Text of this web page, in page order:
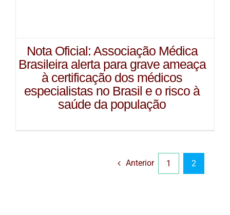
Nota Oficial: Associação Médica
Brasileira alerta para grave ameaça
à certificação dos médicos
especialistas no Brasil e o risco à
saúde da população
Anterior 1 2